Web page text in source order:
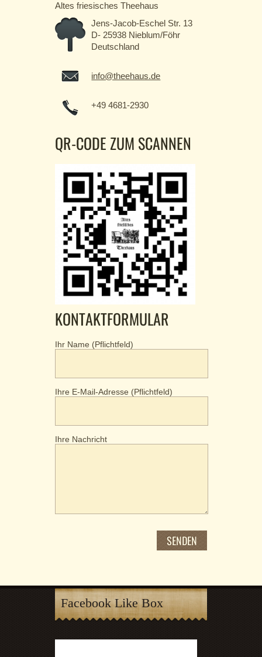
Altes friesisches Theehaus
Jens-Jacob-Eschel Str. 13
D- 25938 Nieblum/Föhr
Deutschland
info@theehaus.de
+49 4681-2930
QR-CODE ZUM SCANNEN
KONTAKTFORMULAR
Ihr Name (Pflichtfeld)
Ihre E-Mail-Adresse (Pflichtfeld)
Ihre Nachricht
Facebook Like Box